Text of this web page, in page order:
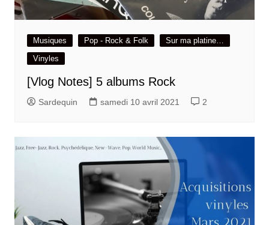
Musiques Pop - Rock & Folk
Sur ma platine…
Vinyles
[Vlog Notes] 5 albums Rock
Sardequin samedi 10 avril 2021 2